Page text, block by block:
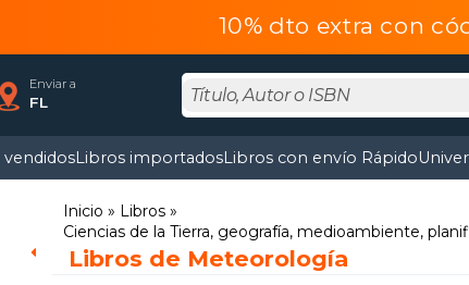
10% dto extra con
Enviar a
FL
vendidosLibros importadosLibros con envío Rápido
Inicio
Libros
Ciencias de la Tierra, geografía, medioambiente,
Libros de Meteorología